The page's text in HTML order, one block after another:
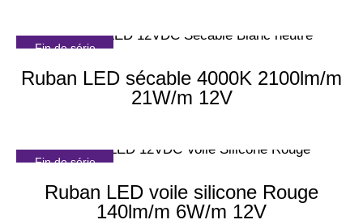
Fin de série
Ruban LED sécable 4000K 2100lm/m
21W/m 12V
Fin de série
Ruban LED voile silicone Rouge
140lm/m 6W/m 12V